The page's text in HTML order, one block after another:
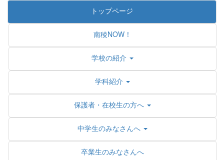
トップページ
南稜NOW！
学校の紹介
学科紹介
保護者・在校生の方へ
中学生のみなさんへ
卒業生のみなさんへ